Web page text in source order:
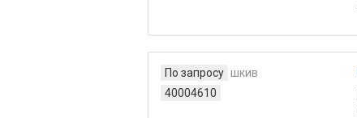
По запросу
40004610